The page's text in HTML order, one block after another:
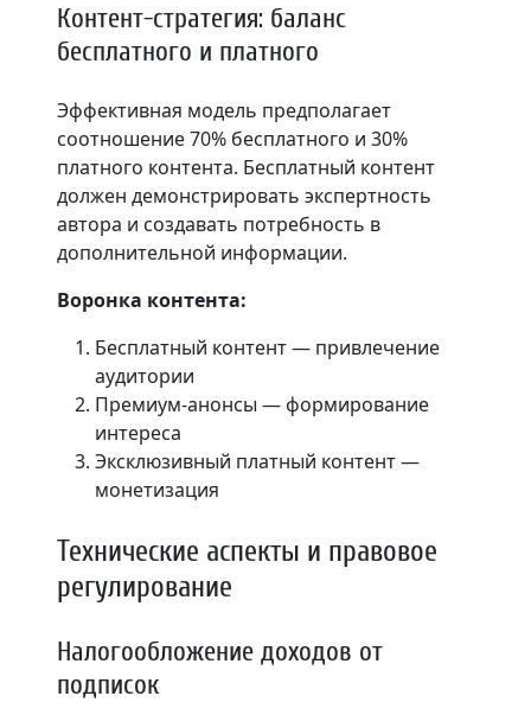
Контент-стратегия: баланс
бесплатного и платного
Эффективная модель предполагает
соотношение 70% бесплатного и 30%
платного контента. Бесплатный контент
должен демонстрировать экспертность
автора и создавать потребность в
дополнительной информации.
Воронка контента:
Бесплатный контент — привлечение
аудитории
Премиум-анонсы — формирование
интереса
Эксклюзивный платный контент —
монетизация
Технические аспекты и правовое
регулирование
Налогообложение доходов от
подписок